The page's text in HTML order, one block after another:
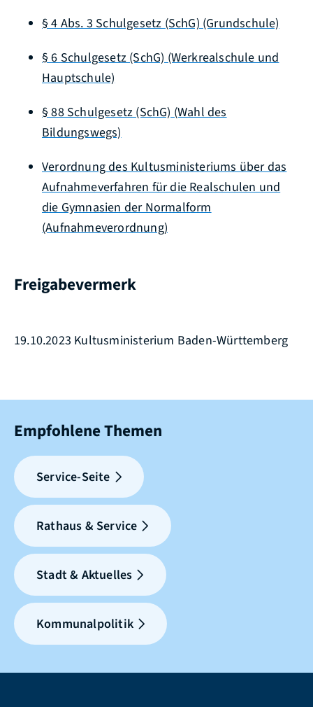
§ 4 Abs. 3 Schulgesetz (SchG) (Grundschule)
§ 6 Schulgesetz (SchG) (Werkrealschule und
Hauptschule)
§ 88 Schulgesetz (SchG) (Wahl des
Bildungswegs)
Verordnung des Kultusministeriums über das
Aufnahmeverfahren für die Realschulen und
die Gymnasien der Normalform
(Aufnahmeverordnung)
Freigabevermerk
19.10.2023 Kultusministerium Baden-Württemberg
Empfohlene Themen
Service-Seite
Rathaus & Service
Stadt & Aktuelles
Kommunalpolitik